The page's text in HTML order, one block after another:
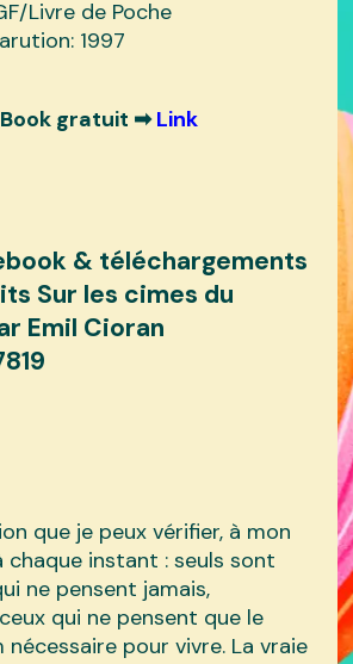
Livre de Poche
1997
gratuit ➡Link
& téléchargements
Sur les cimes du
Emil Cioran
que je peux vérifier, à mon
instant : seuls sont
ne pensent jamais,
qui ne pensent que le
pour vivre. La vraie